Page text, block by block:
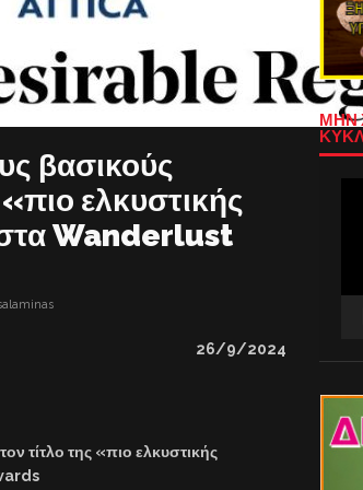
βασικούς
«πιο ελκυστικής
Wanderlust
26/9/2024
τίτλο της «πιο ελκυστικής
ΜΗΝ